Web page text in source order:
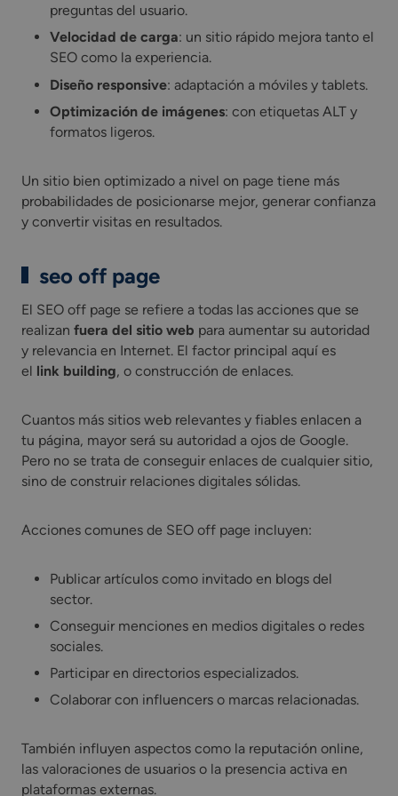
preguntas del usuario.
Velocidad de carga: un sitio rápido mejora tanto el
SEO como la experiencia.
Diseño responsive: adaptación a móviles y tablets.
Optimización de imágenes: con etiquetas ALT y
formatos ligeros.
Un sitio bien optimizado a nivel on page tiene más
probabilidades de posicionarse mejor, generar confianza
y convertir visitas en resultados.
seo off page
El SEO off page se refiere a todas las acciones que se
realizan fuera del sitio web para aumentar su autoridad
y relevancia en Internet. El factor principal aquí es
el link building, o construcción de enlaces.
Cuantos más sitios web relevantes y fiables enlacen a
tu página, mayor será su autoridad a ojos de Google.
Pero no se trata de conseguir enlaces de cualquier sitio,
sino de construir relaciones digitales sólidas.
Acciones comunes de SEO off page incluyen:
Publicar artículos como invitado en blogs del
sector.
Conseguir menciones en medios digitales o redes
sociales.
Participar en directorios especializados.
Colaborar con influencers o marcas relacionadas.
También influyen aspectos como la reputación online,
las valoraciones de usuarios o la presencia activa en
plataformas externas.